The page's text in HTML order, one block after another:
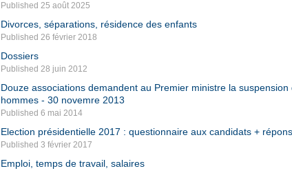
Published 25 août 2025
Divorces, séparations, résidence des enfants
Published 26 février 2018
Dossiers
Published 28 juin 2012
Douze associations demandent au Premier ministre la
hommes - 30 novemre 2013
Published 6 mai 2014
Election présidentielle 2017 : questionnaire aux candidats +
Published 3 février 2017
Emploi, temps de travail, salaires